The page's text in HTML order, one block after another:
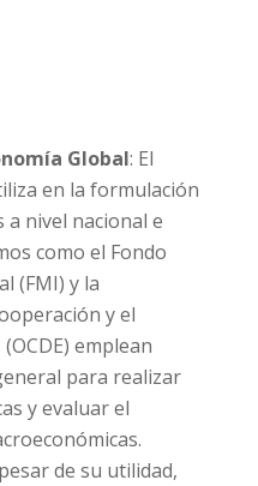
Global: El
en la formulación
a nivel nacional e
como el Fondo
(FMI) y la
y el
emplean
para realizar
y evaluar el
de su utilidad,